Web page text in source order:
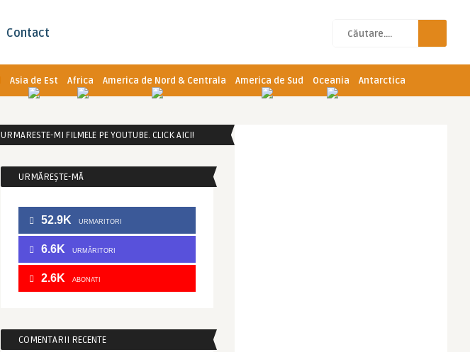
Contact
Asia de Est Africa America de Nord & Centrala America de Sud Oceania Antarctica
URMARESTE-MI FILMELE PE YOUTUBE. CLICK AICI!
URMĂREȘTE-MĂ
52.9K URMARITORI
6.6K URMĂRITORI
2.6K ABONATI
COMENTARII RECENTE